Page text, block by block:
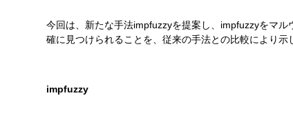
今回は、新たな手法impfuzzyを提案し、impfuzzyをマ
確に見つけられることを、従来の手法との比較により示
impfuzzy